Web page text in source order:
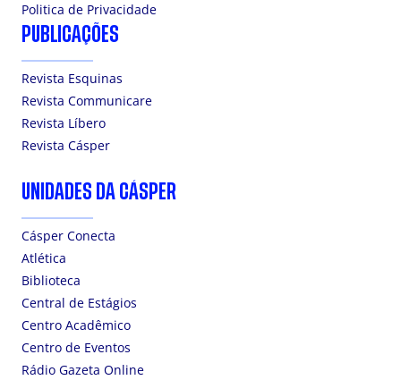
Politica de Privacidade
PUBLICAÇÕES
Revista Esquinas
Revista Communicare
Revista Líbero
Revista Cásper
UNIDADES DA CÁSPER
Cásper Conecta
Atlética
Biblioteca
Central de Estágios
Centro Acadêmico
Centro de Eventos
Rádio Gazeta Online